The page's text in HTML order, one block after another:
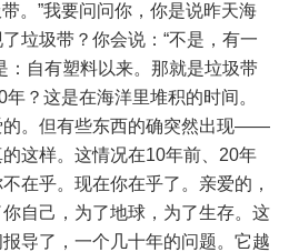
。”我要问问你，你是说昨天海
垃圾带？你会说：“不是，有一
：自有塑料以来。那就是垃圾带
？这是在海洋里堆积的时间。
的。但有些东西的确突然出现——
这样。这情况在10年前、20年
在乎。现在你在乎了。亲爱的，
自己，为了地球，为了生存。这
导了，一个几十年的问题。它越